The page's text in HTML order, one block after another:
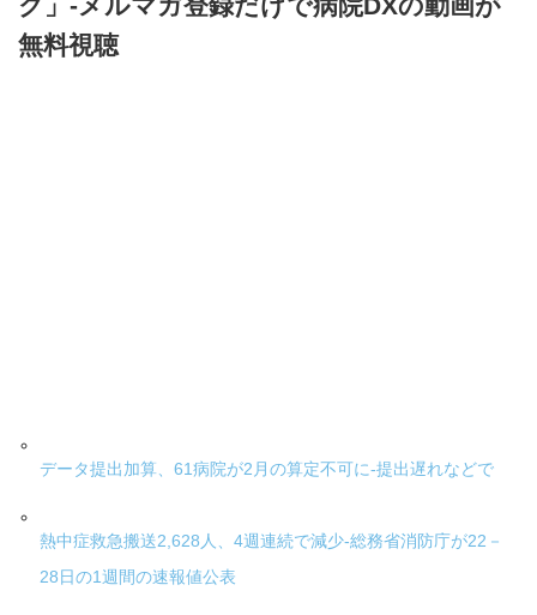
無料視聴
データ提出加算、61病院が2月の算定不可に-提出遅れなどで
熱中症救急搬送2,628人、4週連続で減少-総務省消防庁が22－
28日の1週間の速報値公表